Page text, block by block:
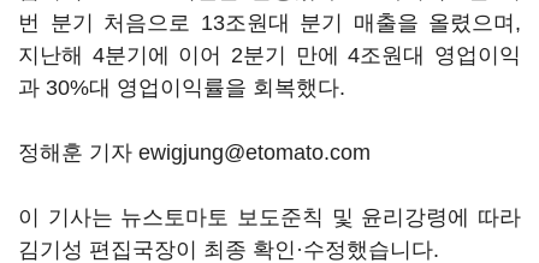
번 분기 처음으로 13조원대 분기 매출을 올렸으며,
지난해 4분기에 이어 2분기 만에 4조원대 영업이익
과 30%대 영업이익률을 회복했다.
정해훈 기자 ewigjung@etomato.com
이 기사는 뉴스토마토 보도준칙 및 윤리강령에 따라
김기성 편집국장이 최종 확인·수정했습니다.